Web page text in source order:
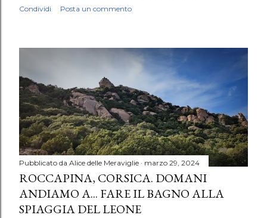
Condividi Posta un commento
Pubblicato da Alice delle Meraviglie marzo 29, 2024
ROCCAPINA, CORSICA. DOMANI
ANDIAMO A... FARE IL BAGNO ALLA
SPIAGGIA DEL LEONE